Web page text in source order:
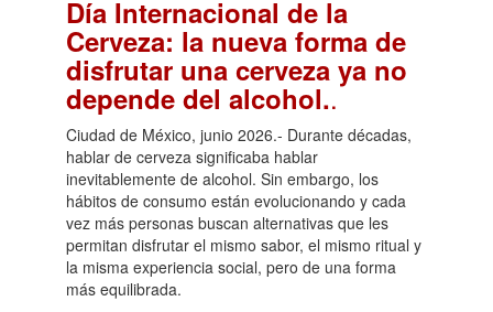
Día Internacional de la
Cerveza: la nueva forma de
disfrutar una cerveza ya no
depende del alcohol..
Ciudad de México, junio 2026.- Durante décadas,
hablar de cerveza significaba hablar
inevitablemente de alcohol. Sin embargo, los
hábitos de consumo están evolucionando y cada
vez más personas buscan alternativas que les
permitan disfrutar el mismo sabor, el mismo ritual y
la misma experiencia social, pero de una forma
más equilibrada.